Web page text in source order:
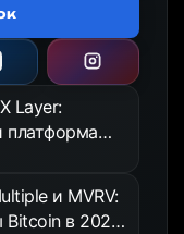
Layer:
платформа
и MVRV:
Bitcoin в 2026